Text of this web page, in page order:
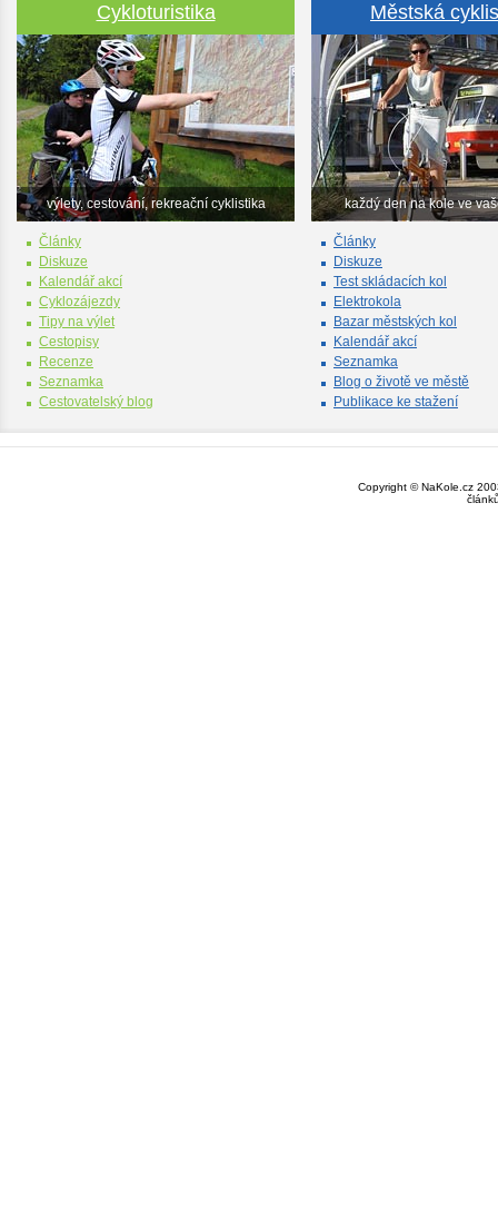
Cykloturistika
výlety, cestování, rekreační cyklistika
Články
Diskuze
Kalendář akcí
Cyklozájezdy
Tipy na výlet
Cestopisy
Recenze
Seznamka
Cestovatelský blog
Městská
každý den na kole ve
Články
Diskuze
Test skládacích kol
Elektrokola
Bazar městských kol
Kalendář akcí
Seznamka
Blog o životě ve městě
Publikace ke stažení
Copyright © NaKole.cz